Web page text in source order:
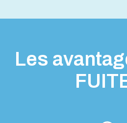
Les